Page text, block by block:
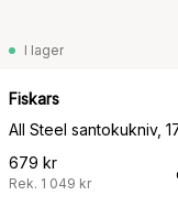
I lager
Fiskars
All Steel santokukniv,
679 kr
Rek. 1 049 kr